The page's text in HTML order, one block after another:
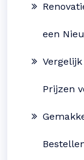
een
Prijzen